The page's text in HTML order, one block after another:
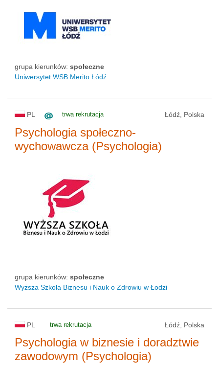
grupa kierunków: społeczne
Uniwersytet WSB Merito Łódź
PL trwa rekrutacja Łódź, Polska
Psychologia społeczno-
wychowawcza (Psychologia)
grupa kierunków: społeczne
Wyższa Szkoła Biznesu i Nauk o Zdrowiu w Łodzi
PL trwa rekrutacja Łódź, Polska
Psychologia w biznesie i doradztwie
zawodowym (Psychologia)